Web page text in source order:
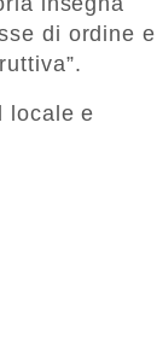
di ordine e
locale e